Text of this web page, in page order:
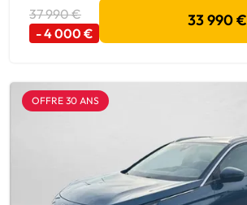
37 990 €
- 4 000 €
33 990 €
OFFRE 30 ANS